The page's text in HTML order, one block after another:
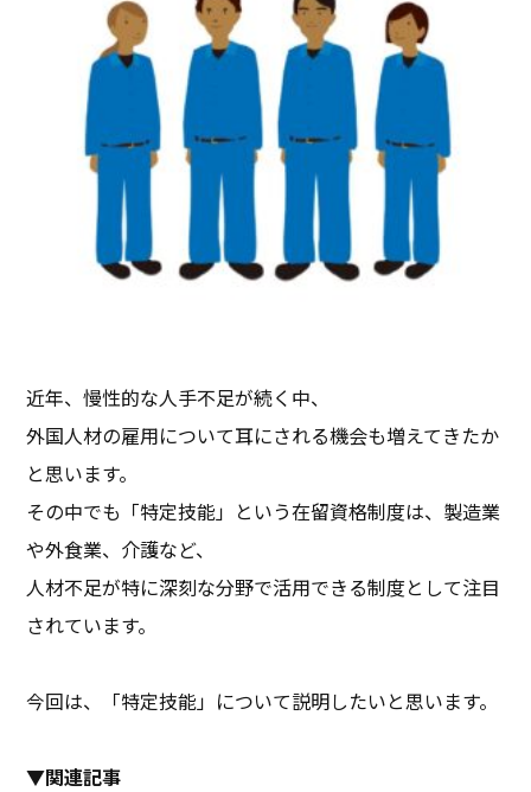
近年、慢性的な人手不足が続く中、
外国人材の雇用について耳にされる機会も増えてきたか
と思います。
その中でも「特定技能」という在留資格制度は、製造業
や外食業、介護など、
人材不足が特に深刻な分野で活用できる制度として注目
されています。
今回は、「特定技能」について説明したいと思います。
▼関連記事